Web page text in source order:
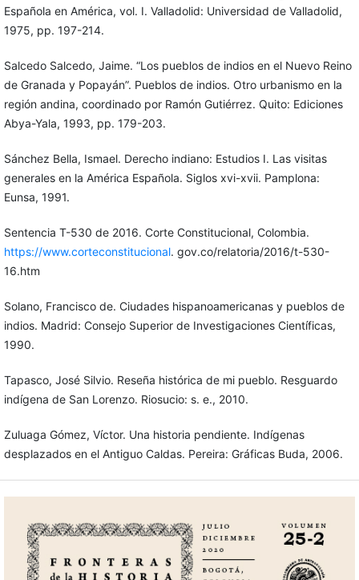
Española en América, vol. I. Valladolid: Universidad de Valladolid,
1975, pp. 197-214.
Salcedo Salcedo, Jaime. “Los pueblos de indios en el Nuevo Reino
de Granada y Popayán”. Pueblos de indios. Otro urbanismo en la
región andina, coordinado por Ramón Gutiérrez. Quito: Ediciones
Abya-Yala, 1993, pp. 179-203.
Sánchez Bella, Ismael. Derecho indiano: Estudios I. Las visitas
generales en la América Española. Siglos xvi-xvii. Pamplona:
Eunsa, 1991.
Sentencia T-530 de 2016. Corte Constitucional, Colombia.
https://www.corteconstitucional. gov.co/relatoria/2016/t-530-
16.htm
Solano, Francisco de. Ciudades hispanoamericanas y pueblos de
indios. Madrid: Consejo Superior de Investigaciones Científicas,
1990.
Tapasco, José Silvio. Reseña histórica de mi pueblo. Resguardo
indígena de San Lorenzo. Riosucio: s. e., 2010.
Zuluaga Gómez, Víctor. Una historia pendiente. Indígenas
desplazados en el Antiguo Caldas. Pereira: Gráficas Buda, 2006.